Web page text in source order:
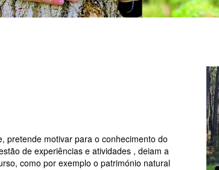
pretende motivar para o conhecimento do
de experiências e atividades , deiam a
como por exemplo o património natural